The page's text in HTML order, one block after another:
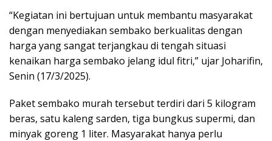
“Kegiatan ini bertujuan untuk membantu masyarakat
dengan menyediakan sembako berkualitas dengan
harga yang sangat terjangkau di tengah situasi
kenaikan harga sembako jelang idul fitri,” ujar Joharifin,
Senin (17/3/2025).
Paket sembako murah tersebut terdiri dari 5 kilogram
beras, satu kaleng sarden, tiga bungkus supermi, dan
minyak goreng 1 liter. Masyarakat hanya perlu